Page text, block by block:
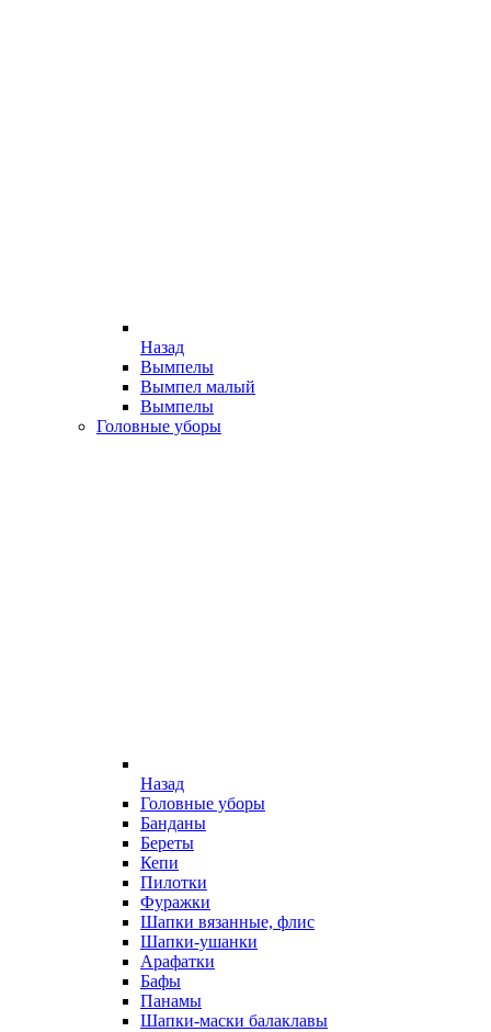
Назад
Вымпелы
Вымпел малый
Вымпелы
Головные уборы
Назад
Головные уборы
Банданы
Береты
Кепи
Пилотки
Фуражки
Шапки вязанные, флис
Шапки-ушанки
Арафатки
Бафы
Панамы
Шапки-маски балаклавы